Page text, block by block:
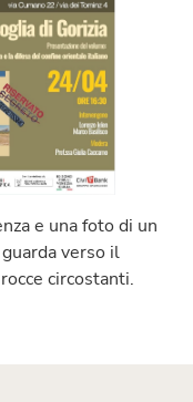
e una foto di un
verso il
circostanti.